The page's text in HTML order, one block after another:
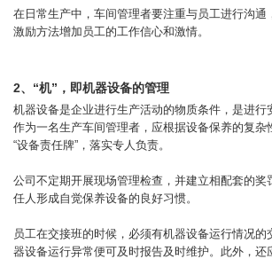
在日常生产中，车间管理者要注重与员工进行沟通
激励方法增加员工的工作信心和激情。
2、“机”，即机器设备的管理
机器设备是企业进行生产活动的物质条件，是进行
作为一名生产车间管理者，应根据设备保养的复杂
“设备责任牌”，落实专人负责。
公司不定期开展现场管理检查，并建立相配套的奖
任人形成自觉保养设备的良好习惯。
员工在交接班的时候，必须有机器设备运行情况的
器设备运行异常便可及时报告及时维护。此外，还